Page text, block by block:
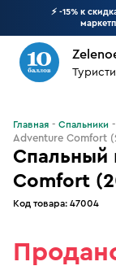
⚡ -15% к
Спальный
Comfort
Код товара: 47004
Главная Спальники
Adventure Comfort